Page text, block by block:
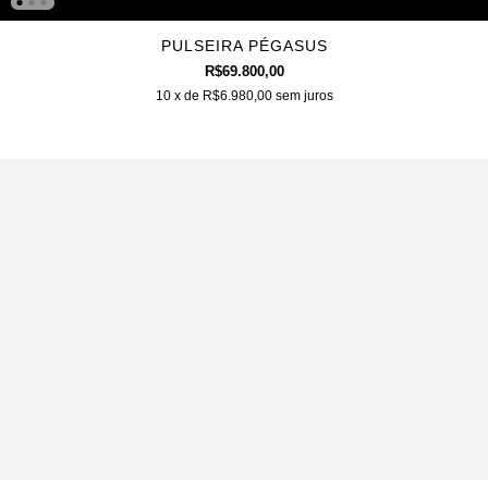
PULSEIRA PÉGASUS
R$69.800,00
10 x de R$6.980,00 sem juros